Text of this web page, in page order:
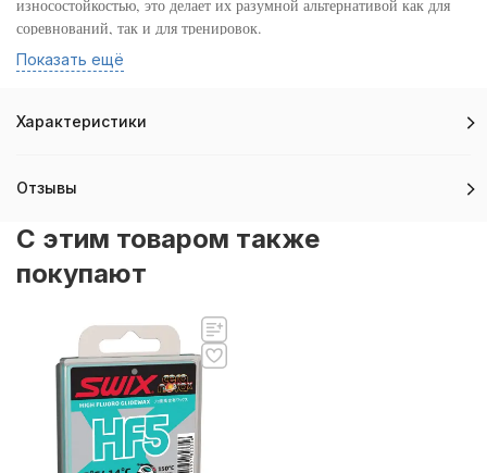
износостойкостью, это делает их разумной альтернативой как для
соревнований, так и для тренировок.
Аналог LF10X.
Не содержит фтора.
Показать ещё
Характеристики
Отзывы
C этим товаром также
покупают